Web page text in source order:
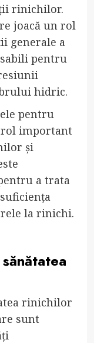
rinichilor.
joacă un rol
generale a
pentru
hidric.
pentru
important
și
a trata
la rinichi.
rinichilor
sunt